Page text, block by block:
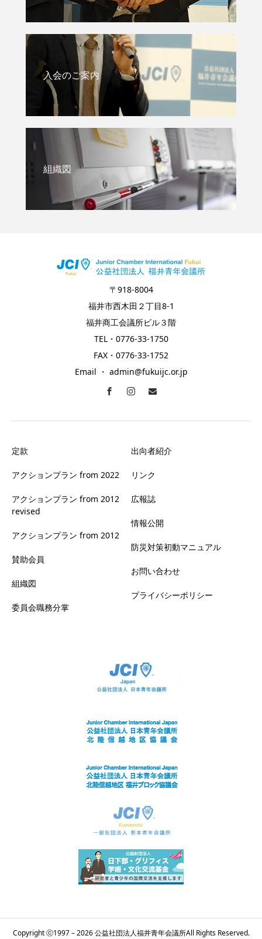
入会のご案内
組織図
〒918-8004
福井市西木田２丁目8-1
福井商工会議所ビル３階
TEL・0776-33-1750
FAX・0776-33-1752
Email ・ admin@fukuijc.or.jp
定款
アクションプラン from 2022
アクションプラン from 2012
revised
アクションプラン from 2012
賛助会員
組織図
委員会職務分掌
出向者紹介
リンク
広報誌
情報公開
防災対策初動マニュアル
お問い合わせ
プライバシーポリシー
Copyright ⓒ1997 – 2026 公益社団法人福井青年会議所All Rights Reserved.